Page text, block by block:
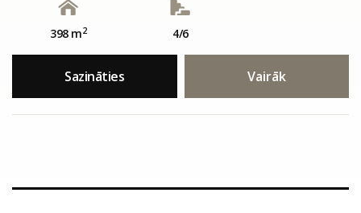
398 m2 4/6
Sazināties Vairāk